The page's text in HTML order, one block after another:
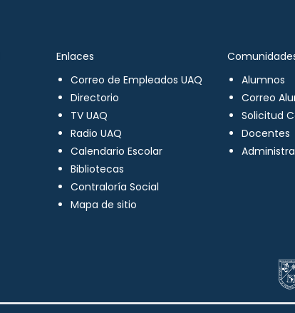
Enlaces
Correo de Empleados UAQ
Directorio
TV UAQ
Radio UAQ
Calendario Escolar
Bibliotecas
Contraloría Social
Mapa de sitio
Alumnos
Correo
Solicitud
Docentes